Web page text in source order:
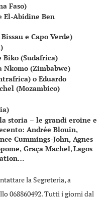
Faso)
El-Abidine Ben
e Capo Verde)
Biko (Sudafrica)
Nkomo (Zimbabwe)
o Eduardo
(Mozambico)
storia – le grandi eroine e
Andrée Blouin,
Cummings-John, Agnes
Graça Machel,Lagos
la Segreteria, a
068860492. Tutti i giorni dal